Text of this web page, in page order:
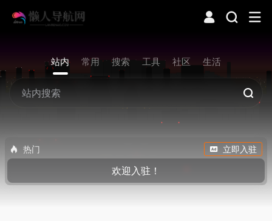
站内 常用 搜索 工具 社区 生活
热门 立即入驻
欢迎入驻！